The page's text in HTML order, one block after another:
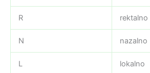
R rektalno
N nazalno
L lokalno